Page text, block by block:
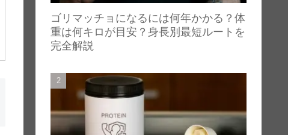
ゴリマッチョになるには何年かかる？体
重は何キロが目安？身長別最短ルートを
完全解説